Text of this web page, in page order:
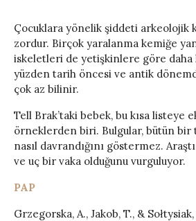
Çocuklara yönelik şiddeti arkeolojik
zordur. Birçok yaralanma kemiğe
iskeletleri de yetişkinlere göre daha
yüzden tarih öncesi ve antik
çok az bilinir.
Tell Brak’taki bebek, bu kısa listeye
örneklerden biri. Bulgular, bütün bir
nasıl davrandığını göstermez.
ve uç bir vaka olduğunu vurguluyor.
PAP
Grzegorska, A., Jakob, T., &